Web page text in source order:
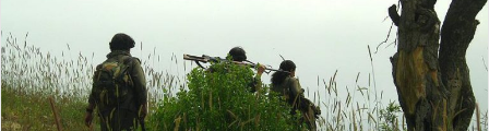
م
ل